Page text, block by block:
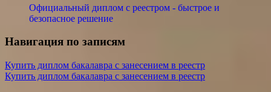
Официальный диплом с реестром - быстрое и
безопасное решение
Навигация по записям
Купить диплом бакалавра с занесением в реестр
Купить диплом бакалавра с занесением в реестр